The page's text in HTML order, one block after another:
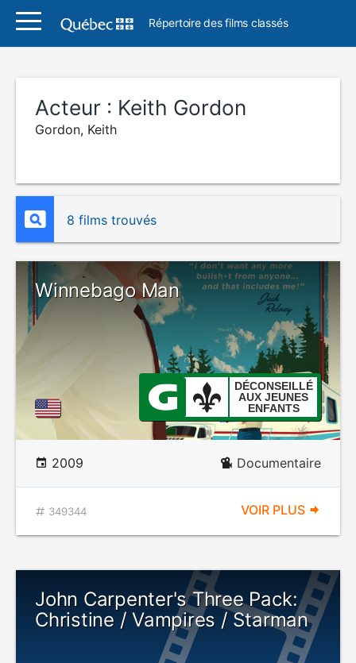
Répertoire des films classés
Acteur : Keith Gordon
Gordon, Keith
8 films trouvés
Winnebago Man
DÉCONSEILLÉ
AUX JEUNES
ENFANTS
2009 Documentaire
349344 VOIR PLUS
John Carpenter's Three Pack:
Christine / Vampires / Starman